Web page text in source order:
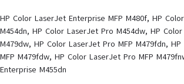
HP Color LaserJet Enterprise MFP M480f, HP
M454dn, HP Color LaserJet Pro M454dw, HP
M479dw, HP Color LaserJet Pro MFP M479fdn,
MFP M479fdw, HP Color LaserJet Pro MFP
Enterprise M455dn